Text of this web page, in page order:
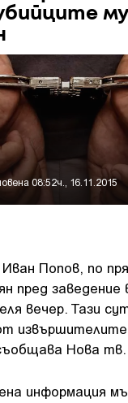
08:52ч., 16.11.2015
Попов, по
пред заведение
вечер. Тази
Нова тв.
информация